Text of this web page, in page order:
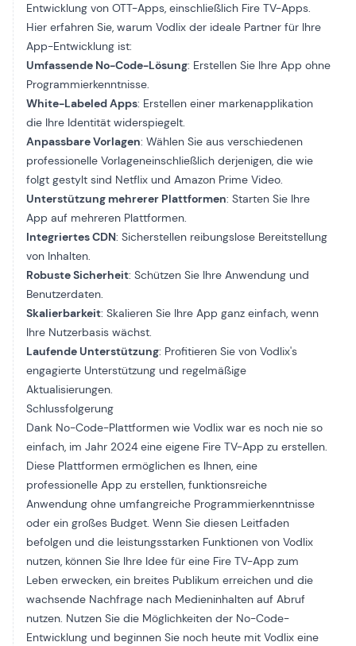
Entwicklung von OTT-Apps, einschließlich Fire TV-Apps.
Hier erfahren Sie, warum Vodlix der ideale Partner für Ihre
App-Entwicklung ist:
Umfassende No-Code-Lösung: Erstellen Sie Ihre App ohne
Programmierkenntnisse.
White-Labeled Apps: Erstellen einer markenapplikation
die Ihre Identität widerspiegelt.
Anpassbare Vorlagen: Wählen Sie aus verschiedenen
professionelle Vorlageneinschließlich derjenigen, die wie
folgt gestylt sind Netflix und Amazon Prime Video.
Unterstützung mehrerer Plattformen: Starten Sie Ihre
App auf mehreren Plattformen.
Integriertes CDN: Sicherstellen reibungslose Bereitstellung
von Inhalten.
Robuste Sicherheit: Schützen Sie Ihre Anwendung und
Benutzerdaten.
Skalierbarkeit: Skalieren Sie Ihre App ganz einfach, wenn
Ihre Nutzerbasis wächst.
Laufende Unterstützung: Profitieren Sie von Vodlix's
engagierte Unterstützung und regelmäßige
Aktualisierungen.
Schlussfolgerung
Dank No-Code-Plattformen wie Vodlix war es noch nie so
einfach, im Jahr 2024 eine eigene Fire TV-App zu erstellen.
Diese Plattformen ermöglichen es Ihnen, eine
professionelle App zu erstellen, funktionsreiche
Anwendung ohne umfangreiche Programmierkenntnisse
oder ein großes Budget. Wenn Sie diesen Leitfaden
befolgen und die leistungsstarken Funktionen von Vodlix
nutzen, können Sie Ihre Idee für eine Fire TV-App zum
Leben erwecken, ein breites Publikum erreichen und die
wachsende Nachfrage nach Medieninhalten auf Abruf
nutzen. Nutzen Sie die Möglichkeiten der No-Code-
Entwicklung und beginnen Sie noch heute mit Vodlix eine